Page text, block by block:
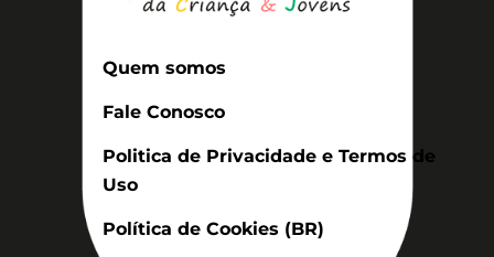
Quem somos
Fale Conosco
Politica de Privacidade e Termos de
Uso
Política de Cookies (BR)